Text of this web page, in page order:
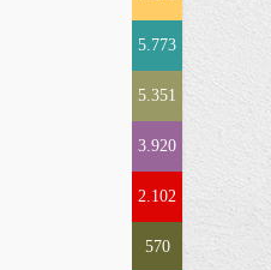
5.773
5.351
3.920
2.102
570